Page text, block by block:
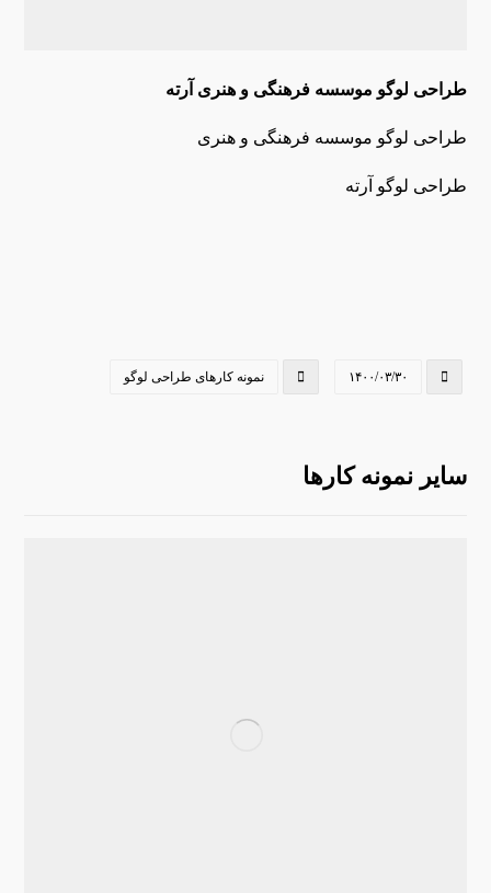
طراحی لوگو موسسه فرهنگی و هنری آرته
طراحی لوگو موسسه فرهنگی و هنری
طراحی لوگو آرته
۱۴۰۰/۰۳/۳۰ نمونه کارهای طراحی لوگو
سایر نمونه کارها